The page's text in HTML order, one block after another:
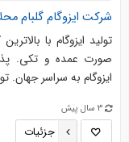
شرکت ایزوگام گلبام
تولید ایزوگام با
صورت عمده و تکی.
ایزوگام به سراسر جهان.
3 سال پیش
جزئیات